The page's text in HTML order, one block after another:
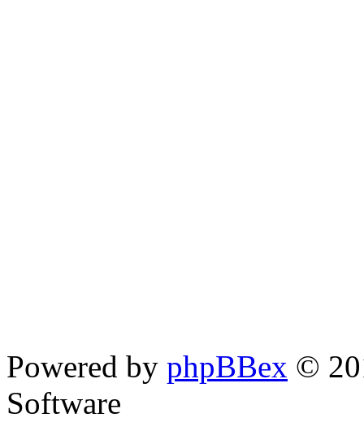
Powered by phpBBex ©
Software